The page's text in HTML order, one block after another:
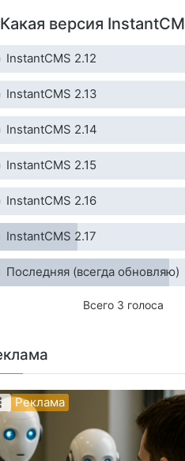
Какая версия
InstantCMS 2.12
InstantCMS 2.13
InstantCMS 2.14
InstantCMS 2.15
InstantCMS 2.16
InstantCMS 2.17
Последняя (всегда обновляю)
Всего 3 голоса
Реклама